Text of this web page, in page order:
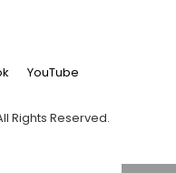
YouTube
Rights Reserved.